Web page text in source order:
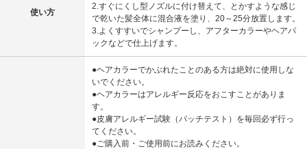
使い方
2.すぐにくし型ノズルに付け替えて、とかすような感じ
で乾いた髪全体に混合液を塗り、20～25分放置します。
3.よくすすいでシャンプーし、アフターカラーやヘアパ
ックなどで仕上げます。
●ヘアカラーでかぶれたことのある方は絶対に使用しな
いでください。
●ヘアカラーはアレルギー反応をおこすことがありま
す。
●皮膚アレルギー試験（パッチテスト）を毎回必ず行っ
てください。
●ご購入前・ご使用前にお読みください。